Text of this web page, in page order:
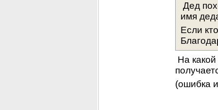
Дед
имя
Если
На
(ошибка